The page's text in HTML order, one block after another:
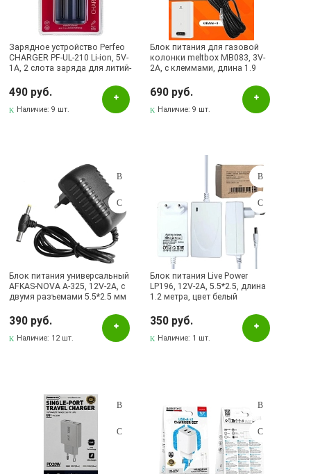
meltbox
Perfeo
Remax
Samsung
Наличие в магазинах
Pаспределительный центр
Альметьевск, ул.Ленина, 132, ТЦ ЛЕНТА
Бавлы, ул.Пионерская, 11
Бугульма, ул.Ленина, 145, ТЦ ЭССЕН
Бугульма, ул.Ленина, 2Б, ТД ТЕХНОПОЛИС
Бугульма, ул.Советская, 82
Лениногорск, ул.Гафиатуллина, 9, (ЦЕНТР)
Лениногорск, ул.Кутузова, 9А, (БРИЗ)
Октябрьский, пр-кт Ленина, 59/1 (ВЕРБА)
СКЛАД Бугульма, ул.Гафиатуллина, 45
Зарядное устройство Perfeo
CHARGER PF-UL-210 Li-ion, 5V-
1A, 2 слота заряда для литий-
18650, 16340, 17335, 18490,
20700, работает от кабеля
Type-C, цвет черный
490 руб.
Наличие:9 шт.
Блок питания для газовой
колонки meltbox MB083, 3V-
2A, с клеммами, длина 1.9
690 руб.
Наличие:9 шт.
Блок питания универсальный
AFKAS-NOVA A-325, 12V-2A, с
двумя разъемами 5.5*2.5 мм
цвет черный
390 руб.
Наличие: 12 шт.
Блок питания Live Power
LP196, 12V-2A, 5.5*2.5, длина
1.2 метра, цвет белый
350 руб.
Наличие: 1 шт.